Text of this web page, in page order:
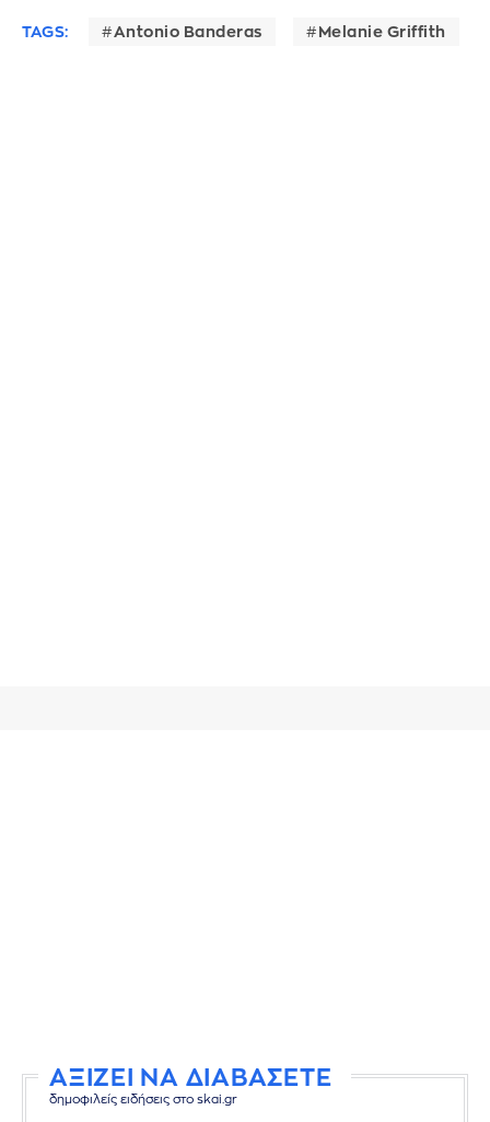
TAGS: Antonio Banderas Melanie Griffith
ΑΞΙΖΕΙ ΝΑ ΔΙΑΒΑΣΕΤΕ
δημοφιλείς ειδήσεις στο skai.gr